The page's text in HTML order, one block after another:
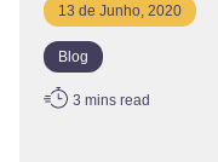
13 de Junho, 2020
Blog
3 mins read